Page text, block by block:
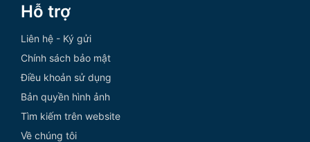
Hỗ trợ
Liên hệ - Ký gửi
Chính sách bảo mật
Điều khoản sử dụng
Bản quyền hình ảnh
Tìm kiếm trên website
Về chúng tôi